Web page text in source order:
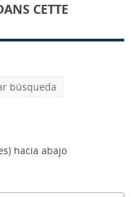
CETTE
búsqueda
hacia abajo